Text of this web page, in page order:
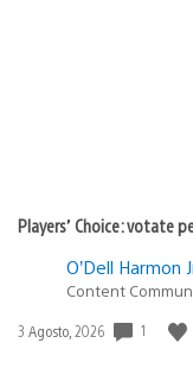
Players’ Choice: votate
O’Dell Harmon
Content
Data
3 Agosto, 2026 1